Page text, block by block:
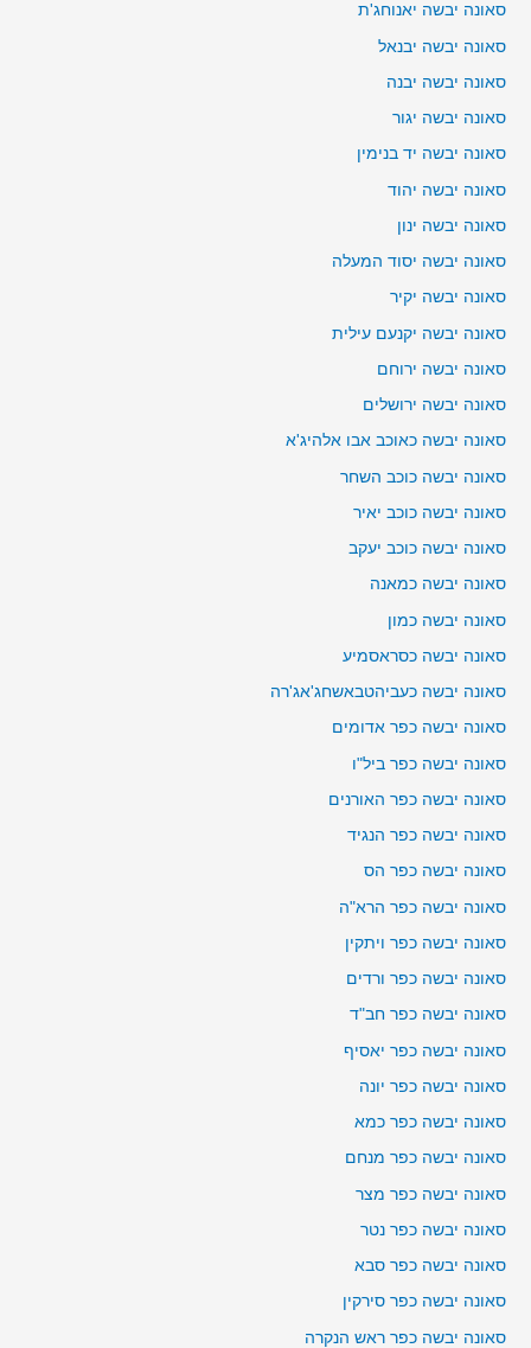
סאונה יבשה יאנוחג'ת
סאונה יבשה יבנאל
סאונה יבשה יבנה
סאונה יבשה יגור
סאונה יבשה יד בנימין
סאונה יבשה יהוד
סאונה יבשה ינון
סאונה יבשה יסוד המעלה
סאונה יבשה יקיר
סאונה יבשה יקנעם עילית
סאונה יבשה ירוחם
סאונה יבשה ירושלים
סאונה יבשה כאוכב אבו אלהיג'א
סאונה יבשה כוכב השחר
סאונה יבשה כוכב יאיר
סאונה יבשה כוכב יעקב
סאונה יבשה כמאנה
סאונה יבשה כמון
סאונה יבשה כסראסמיע
סאונה יבשה כעביהטבאשחג'אג'רה
סאונה יבשה כפר אדומים
סאונה יבשה כפר ביל"ו
סאונה יבשה כפר האורנים
סאונה יבשה כפר הנגיד
סאונה יבשה כפר הס
סאונה יבשה כפר הרא"ה
סאונה יבשה כפר ויתקין
סאונה יבשה כפר ורדים
סאונה יבשה כפר חב"ד
סאונה יבשה כפר יאסיף
סאונה יבשה כפר יונה
סאונה יבשה כפר כמא
סאונה יבשה כפר מנחם
סאונה יבשה כפר מצר
סאונה יבשה כפר נטר
סאונה יבשה כפר סבא
סאונה יבשה כפר סירקין
סאונה יבשה כפר ראש הנקרה